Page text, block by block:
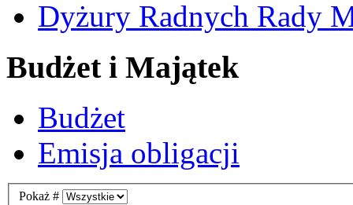
Dyżury Radnych Rady
Budżet i Majątek
Budżet
Emisja obligacji
Pokaż #